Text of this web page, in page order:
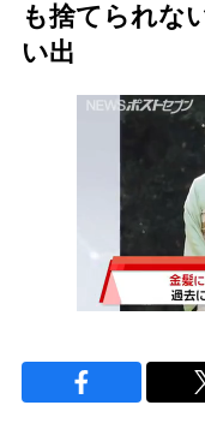
も捨てられな
い出